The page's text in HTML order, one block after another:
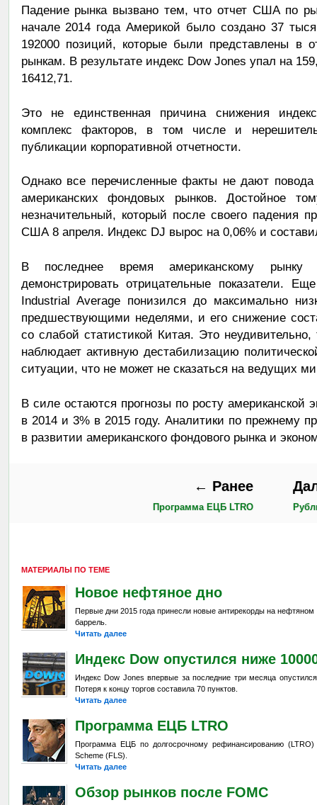
Падение рынка вызвано тем, что отчет США по
начале 2014 года Америкой было создано 37
192000 позиций, которые были представлены в
рынкам. В результате индекс Dow Jones упал на
16412,71.
Это не единственная причина снижения
комплекс факторов, в том числе и
публикации корпоративной отчетности.
Однако все перечисленные факты не дают повода
американских фондовых рынков. Достойное
незначительный, который после своего падения
США 8 апреля. Индекс DJ вырос на 0,06% и
В последнее время американскому
демонстрировать отрицательные показатели.
Industrial Average понизился до максимально
предшествующими неделями, и его снижение
со слабой статистикой Китая. Это
наблюдает активную дестабилизацию
ситуации, что не может не сказаться на ведущих
В силе остаются прогнозы по росту американской
в 2014 и 3% в 2015 году. Аналитики по прежнему
в развитии американского фондового рынка и
← Ранее
Программа ЕЦБ LTRO
МАТЕРИАЛЫ ПО ТЕМЕ
Новое нефтяное дно
Первые дни 2015 года принесли новые антирекорды на
баррель.
Читать далее
Индекс Dow опустился ниже
Индекс Dow Jones впервые за последние три месяца
Потеря к концу торгов составила 70 пунктов.
Читать далее
Программа ЕЦБ LTRO
Программа ЕЦБ по долгосрочному рефинансированию (LTRO)
Scheme (FLS).
Читать далее
Обзор рынков после FOMC